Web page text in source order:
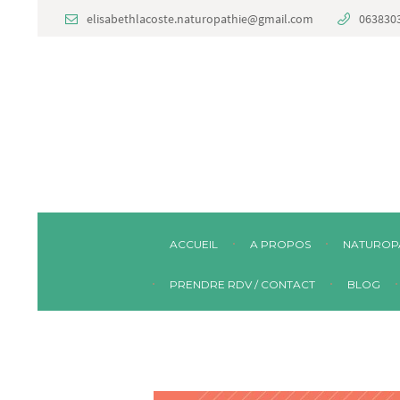
elisabethlacoste.naturopathie@gmail.com
ACCUEIL A PROPOS
PRENDRE RDV / CONTACT BLOG